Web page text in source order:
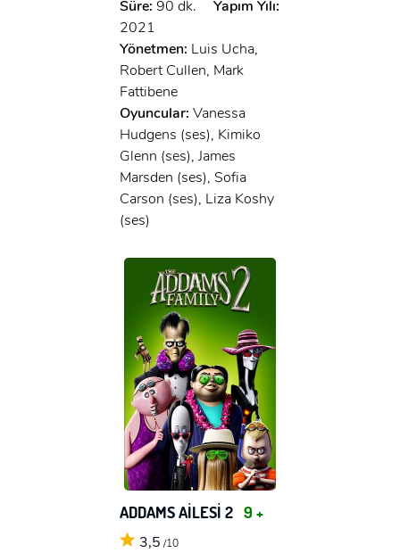
Süre: 90 dk.
Yapım Yılı:
2021
Yönetmen: Luis Ucha,
Robert Cullen, Mark
Fattibene
Oyuncular: Vanessa
Hudgens (ses), Kimiko
Glenn (ses), James
Marsden (ses), Sofia
Carson (ses), Liza Koshy
(ses)
ADDAMS AİLESİ 2 9 +
3,5 /10